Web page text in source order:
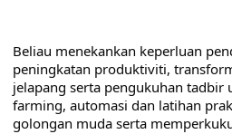
Beliau menekankan keperluan
peningkatan produktiviti,
jelapang serta pengukuhan tadbir
farming, automasi dan latihan
golongan muda serta